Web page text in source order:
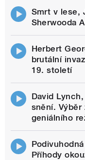
Smrt v lese,
Sherwooda
Herbert
brutální
19. století
David
snění.
geniálního
Příhody